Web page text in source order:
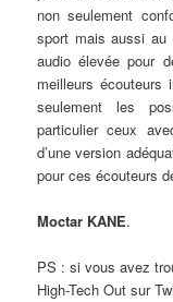
non seulement
sport mais aussi
audio élevée pour
meilleurs écouteurs
seulement les
particulier ceux
d’une version
pour ces écouteurs
Moctar KANE.
PS : si vous avez
High-Tech Out sur